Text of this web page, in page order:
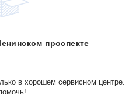
проспекте
в хорошем сервисном центре.